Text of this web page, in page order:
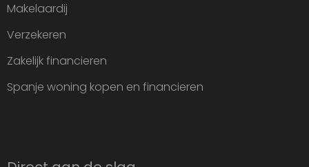
Makelaardij
Verzekeren
Zakelijk financieren
Spanje woning kopen en financieren